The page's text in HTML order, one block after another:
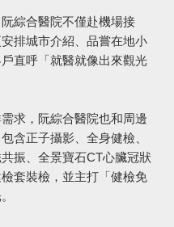
綜合醫院不僅赴機場接
排城市介紹、品嘗在地小
直呼「就醫就像出來觀光
求，阮綜合醫院也和周邊
含正子攝影、全身健檢、
振、全景寶石CT心臟冠狀
套裝檢，並主打「健檢免